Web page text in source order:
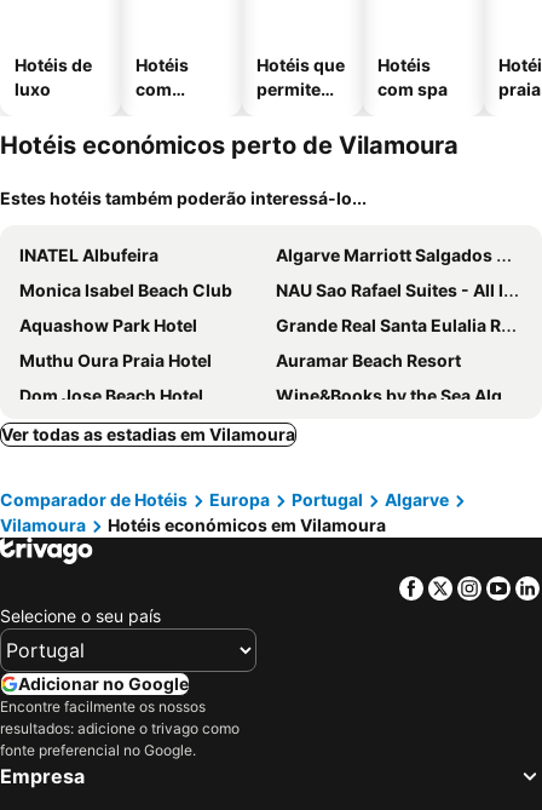
Hotéis de
luxo
Hotéis
com
Hotéis que
permitem
Hotéis
com spa
praia
Hotéis económicos perto de Vilamoura
Estes hotéis também poderão interessá-lo...
INATEL Albufeira
Algarve Marriott Salgados Golf Resort & Spa
Monica Isabel Beach Club
NAU Sao Rafael Suites - All Inclusive
Aquashow Park Hotel
Grande Real Santa Eulalia Resort & Hotel Spa
Muthu Oura Praia Hotel
Auramar Beach Resort
Dom Jose Beach Hotel
Wine&Books by the Sea Algarve
Hotel Quarteirasol
Hotel Atismar
Albufeira Sol Hotel & Spa
AP Adriana Beach Resort
Holiday Inn Algarve Albufeira by IHG
Hotel Pinhal do Sol
Marriott Residences Salgados Resort, Algarve
Acqua Maris Balaia
Crowne Plaza Vilamoura - Algarve By Ihg
The Patio Suite Hotel
Smy Santa Eulalia Algarve
Regency Salgados Hotel & Spa
Vilamoura Garden Hotel
PortoBay Blue Ocean
Ver todas as estadias em Vilamoura
Comparador de Hotéis Europa Portugal
Algarve
Vilamoura
Hotéis económicos em Vilamoura
Facebook
Twitter
Selecione o seu país
Adicionar no Google
Encontre facilmente os nossos
resultados: adicione o trivago como
fonte preferencial no Google.
Empresa